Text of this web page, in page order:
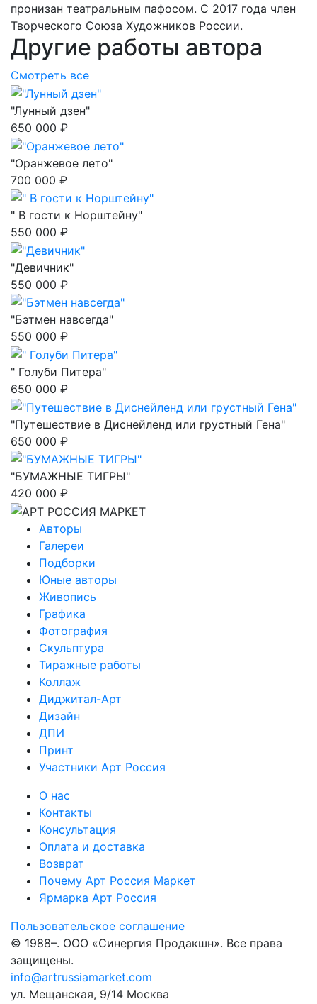
пронизан театральным пафосом. С 2017 года член
Творческого Союза Художников России.
Другие работы автора
Смотреть все
"Лунный дзен"
650 000 ₽
"Оранжевое лето"
700 000 ₽
" В гости к Норштейну"
550 000 ₽
"Девичник"
550 000 ₽
"Бэтмен навсегда"
550 000 ₽
" Голуби Питера"
650 000 ₽
"Путешествие в Диснейленд или грустный Гена"
650 000 ₽
"БУМАЖНЫЕ ТИГРЫ"
420 000 ₽
Авторы
Галереи
Подборки
Юные авторы
Живопись
Графика
Фотография
Скульптура
Тиражные работы
Коллаж
Диджитал-Арт
Дизайн
ДПИ
Принт
Участники Арт Россия
О нас
Контакты
Консультация
Оплата и доставка
Возврат
Почему Арт Россия Маркет
Ярмарка Арт Россия
Пользовательское соглашение
© 1988–. ООО «Синергия Продакшн». Все права
защищены.
info@artrussiamarket.com
ул. Мещанская, 9/14 Москва